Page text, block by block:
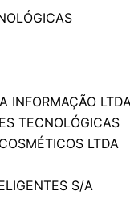
INFORMAÇÃO LTDA
TECNOLÓGICAS
LTDA
S/A